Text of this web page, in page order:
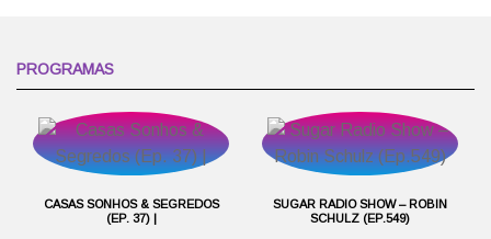
PROGRAMAS
CASAS SONHOS & SEGREDOS
(EP. 37) |
SUGAR RADIO SHOW – ROBIN
SCHULZ (EP.549)